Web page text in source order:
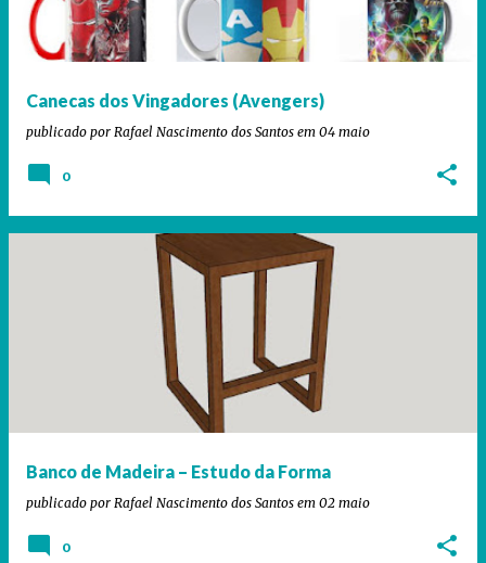
Canecas dos Vingadores (Avengers)
publicado por Rafael Nascimento dos Santos em 04 maio
0
Banco de Madeira – Estudo da Forma
publicado por Rafael Nascimento dos Santos em 02 maio
0